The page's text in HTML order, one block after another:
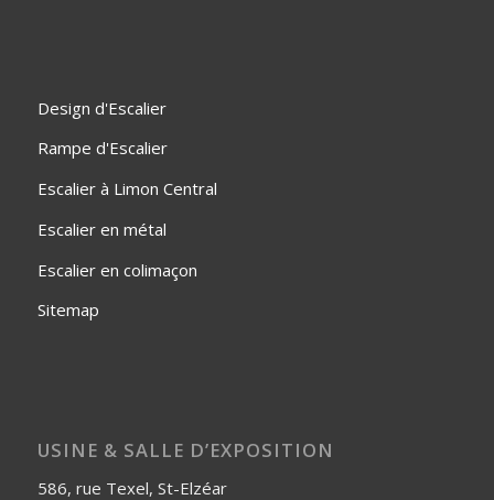
Design d'Escalier
Rampe d'Escalier
Escalier à Limon Central
Escalier en métal
Escalier en colimaçon
Sitemap
USINE & SALLE D’EXPOSITION
586, rue Texel, St-Elzéar